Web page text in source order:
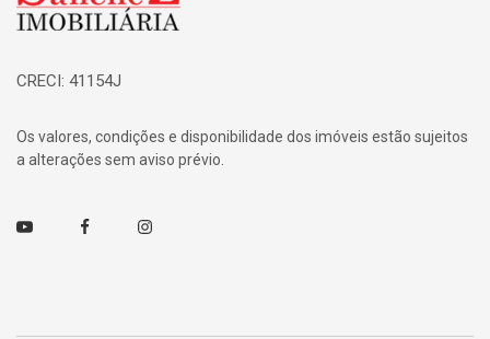
CRECI: 41154J
Os valores, condições e disponibilidade dos imóveis estão sujeitos
a alterações sem aviso prévio.
Youtube FacebookInstagram